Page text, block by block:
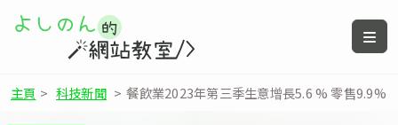
主頁 > 科技新聞 > 餐飲業2023年第三季生意增長5.6 % 零售9.9%